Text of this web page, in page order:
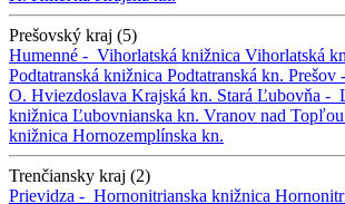
Prešovský kraj (5)
Humenné - Vihorlatská knižnica Vihorlatská
Podtatranská knižnica Podtatranská kn. Prešov -
O. Hviezdoslava Krajská kn. Stará Ľubovňa -
knižnica Ľubovnianska kn. Vranov nad
knižnica Hornozemplínska kn.
Trenčiansky kraj (2)
Prievidza - Hornonitrianska knižnica